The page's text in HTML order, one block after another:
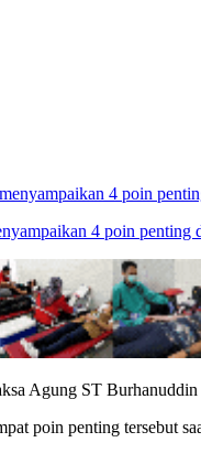
4 poin
Agung ST Burhanuddin
poin penting tersebut